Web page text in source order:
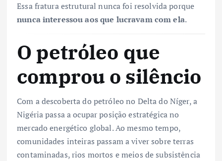
Essa fratura estrutural nunca foi resolvida porque
nunca interessou aos que lucravam com ela.
O petróleo que
comprou o silêncio
Com a descoberta do petróleo no Delta do Níger, a
Nigéria passa a ocupar posição estratégica no
mercado energético global. Ao mesmo tempo,
comunidades inteiras passam a viver sobre terras
contaminadas, rios mortos e meios de subsistência